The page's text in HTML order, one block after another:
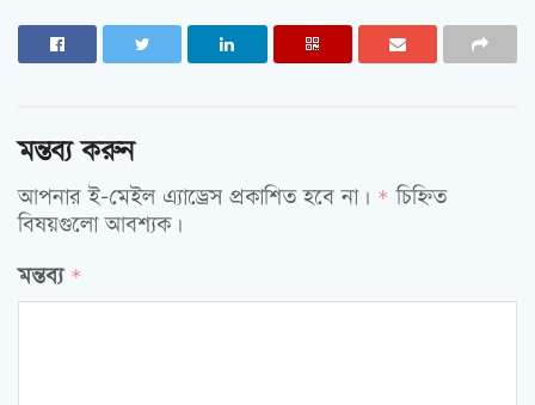
মন্তব্য করুন
আপনার ই-মেইল এ্যাড্রেস প্রকাশিত হবে না। * চিহ্নিত
বিষয়গুলো আবশ্যক।
মন্তব্য *